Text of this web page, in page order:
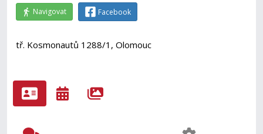
Navigovat Facebook
tř. Kosmonautů 1288/1, Olomouc